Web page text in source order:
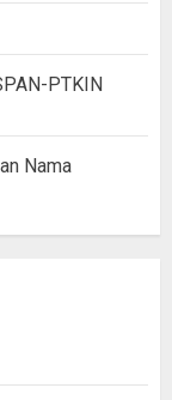
PTKIN
Nama